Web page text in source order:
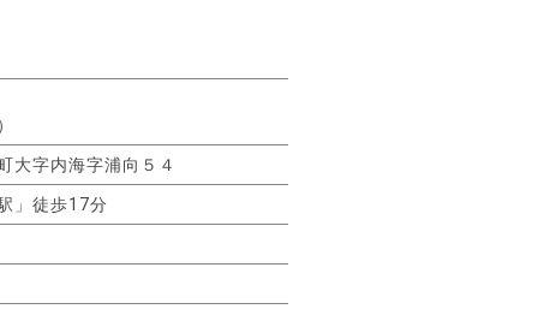
大字内海字浦向５４
」徒歩17分